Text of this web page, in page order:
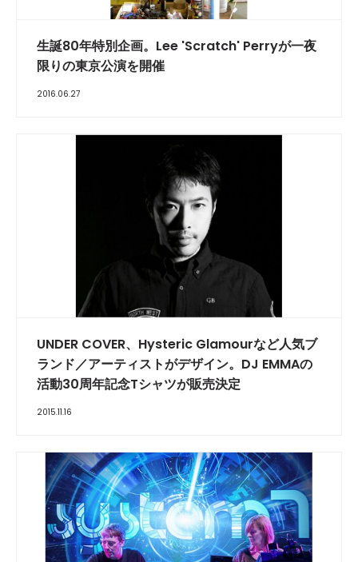
生誕80年特別企画。Lee 'Scratch' Perryが一夜
限りの東京公演を開催
2016.06.27
UNDER COVER、Hysteric Glamourなど人気ブ
ランド／アーティストがデザイン。DJ EMMAの
活動30周年記念Tシャツが販売決定
2015.11.16